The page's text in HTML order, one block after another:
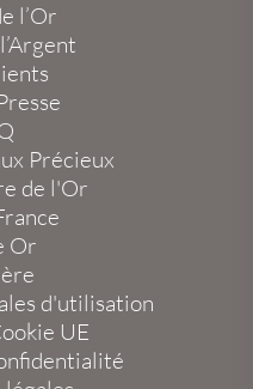
l’Or
Précieux
de l'Or
Or
d'utilisation
UE